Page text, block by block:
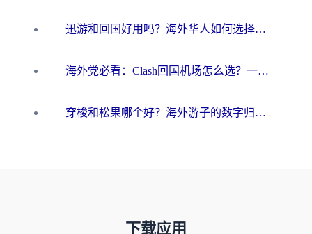
迅游和回国好用吗？海外华人如何选择靠谱的回国加速器
海外党必看：Clash回国机场怎么选？一篇搞定无缝访问国内资源的全攻略
穿梭和松果哪个好？海外游子的数字归乡路，到底该怎么选
下载应用